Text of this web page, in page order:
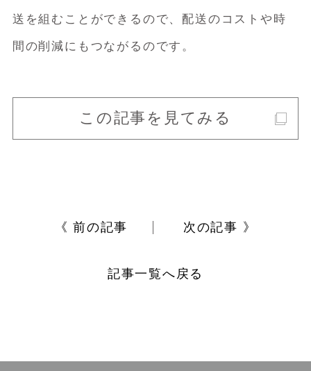
送を組むことができるので、配送のコストや時
間の削減にもつながるのです。
この記事を見てみる
《 前の記事
記事一覧へ戻る
次の記事 》